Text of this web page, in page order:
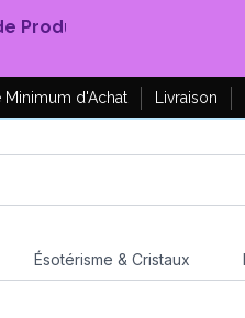
Produits
Minimum d'Achat Livraison
Ésotérisme & Cristaux